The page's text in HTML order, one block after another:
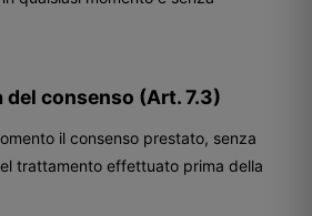
consenso (Art. 7.3)
il consenso prestato, senza
trattamento effettuato prima della